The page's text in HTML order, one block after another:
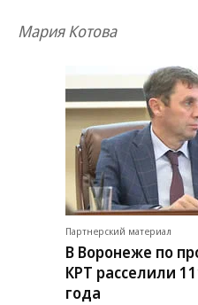
Мария Котова
Партнерский материал
В Воронеже по
КРТ расселили
года